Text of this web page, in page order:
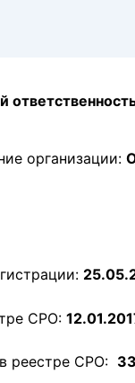
организации:
СРО:
реестре СРО: